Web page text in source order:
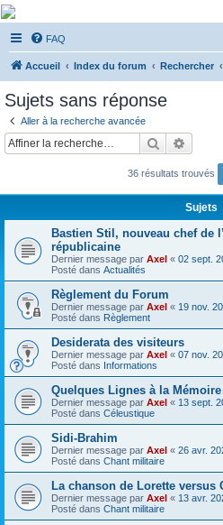
De Musicae Militari -
Forums
Forums de discussions
FAQ
Accueil Index du forum Rechercher
Sujets sans réponse
Aller à la recherche avancée
Rechercher
36 résultats trouvés
Sujets
Bastien Stil, nouveau chef de
républicaine
Dernier message par Axel « 02 sept.
Posté dans Actualités
Règlement du Forum
Dernier message par Axel « 19 nov.
Posté dans Règlement
Desiderata des visiteurs
Dernier message par Axel « 07 nov.
Posté dans Informations
Quelques Lignes à la
Dernier message par Axel « 13 sept.
Posté dans Céleustique
Sidi-Brahim
Dernier message par Axel « 26 avr.
Posté dans Chant militaire
La chanson de Lorette versus
Dernier message par Axel « 13 avr.
Posté dans Chant militaire